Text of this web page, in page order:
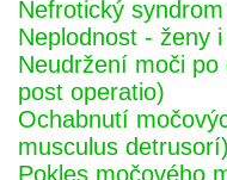
Nefrotický
Neplodnost - ženy
Neudržení moči
post operatio)
Ochabnutí
musculus detrusorí)
Pokles močového